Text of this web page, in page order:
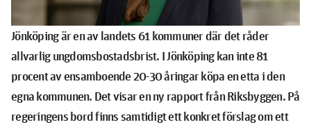
Jönköping är en av landets 61 kommuner där det råder
allvarlig ungdomsbostadsbrist. I Jönköping kan inte 81
procent av ensamboende 20-30 åringar köpa en etta i den
egna kommunen. Det visar en ny rapport från Riksbyggen.På
regeringens bord finns samtidigt ett konkret förslag om ett